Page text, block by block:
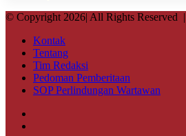
© Copyright 2026| All Rights Reserved |
Kontak
Tentang
Tim Redaksi
Pedoman Pemberitaan
SOP Perlindungan Wartawan